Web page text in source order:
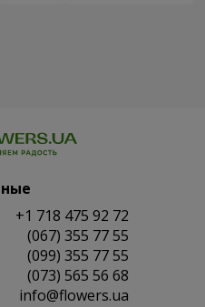
+1 718 475 92 72
(067) 355 77 55
(099) 355 77 55
(073) 565 56 68
info@flowers.ua